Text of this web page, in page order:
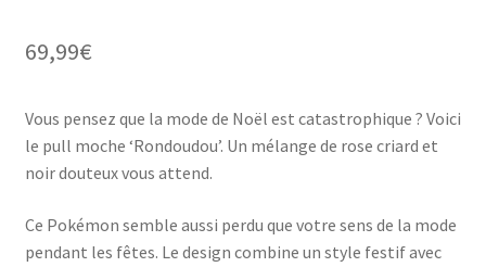
69,99€
Vous pensez que la mode de Noël est catastrophique ? Voici
le pull moche ‘Rondoudou’. Un mélange de rose criard et
noir douteux vous attend.
Ce Pokémon semble aussi perdu que votre sens de la mode
pendant les fêtes. Le design combine un style festif avec